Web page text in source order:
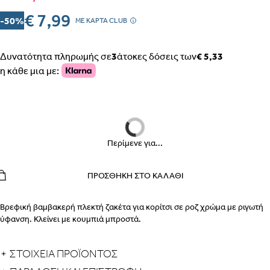
-50%€ 7,99 MΕ ΚΑΡΤΑ CLUB
Δυνατότητα πληρωμής σε3άτοκες δόσεις των€ 5,33
η κάθε μια με:
Περίμενε για...
ΠΡΟΣΘΉΚΗ ΣΤΟ ΚΑΛΆΘΙ
Βρεφική βαμβακερή πλεκτή ζακέτα για κορίτσι σε ροζ χρώμα με ριγωτή
ύφανση. Κλείνει με κουμπιά μπροστά.
ΣΤΟΙΧΕΙΑ ΠΡΟΪΟΝΤΟΣ
ΒΗΜΑ 1